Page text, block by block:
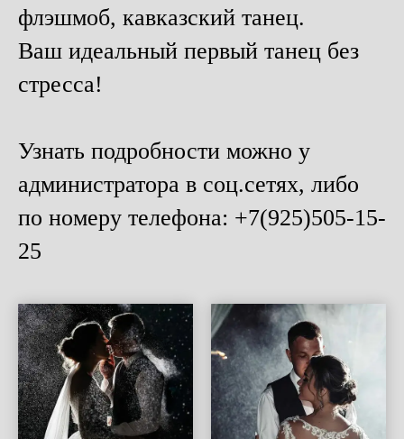
флэшмоб, кавказский танец.
Ваш идеальный первый танец без
стресса!
Узнать подробности можно у
администратора в соц.сетях, либо
по номеру телефона: +7(925)505-15-
25